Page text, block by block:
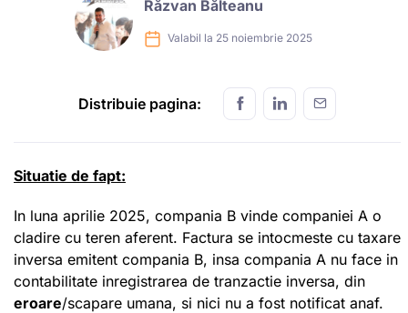
Răzvan Bălteanu
Valabil la 25 noiembrie 2025
Distribuie pagina:
Situatie de fapt:
In luna aprilie 2025, compania B vinde companiei A o
cladire cu teren aferent. Factura se intocmeste cu taxare
inversa emitent compania B, insa compania A nu face in
contabilitate inregistrarea de tranzactie inversa, din
eroare/scapare umana, si nici nu a fost notificat anaf.